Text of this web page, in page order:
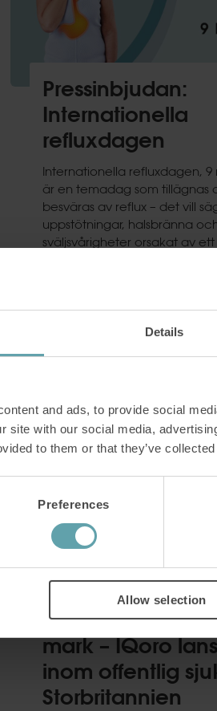
Details
and ads, to provide social
site with our social media,
to them or that they’ve
Preferences
Allow selection
Pressinbjudan:
Internationella
refluxdagen
Internationella refluxdagen, 9
är en temadag som tillägnas
besväras av reflux – det vill
uppstötningar, halsbränna
sväljsvårigheter orsakat av ett
ingenting som det pratas
mörkertalet är stort. Forskare
MYoroface
mark – IQoro
inom offentlig
Storbritannien